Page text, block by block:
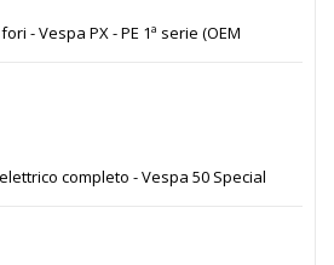
- Vespa PX - PE 1ª serie (OEM
completo - Vespa 50 Special